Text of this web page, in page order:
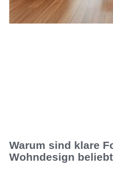
Warum sind klare
Wohndesign